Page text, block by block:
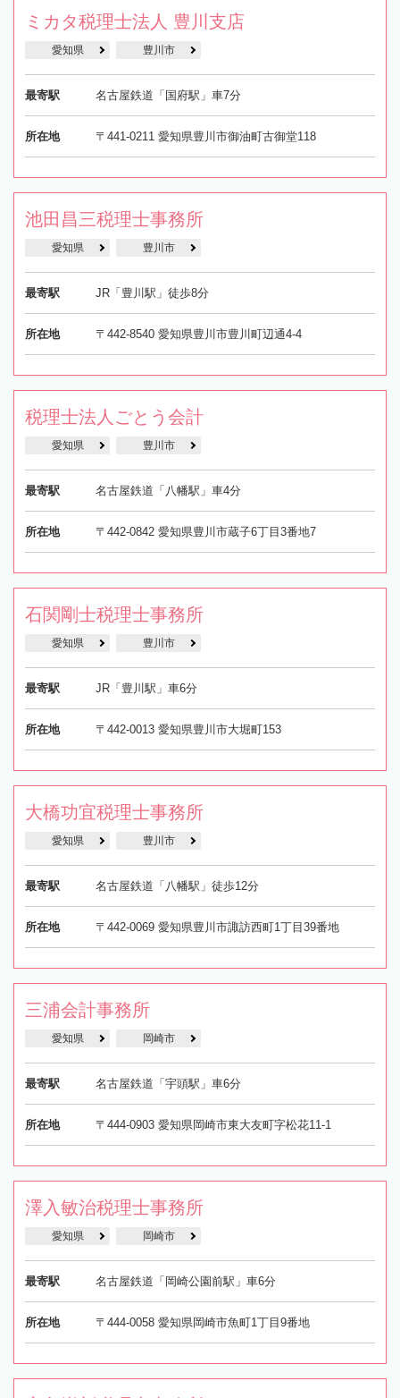
ミカタ税理士法人 豊川支店
愛知県 豊川市
最寄駅 名古屋鉄道「国府駅」車7分
所在地 〒441-0211 愛知県豊川市御油町古御堂118
池田昌三税理士事務所
愛知県 豊川市
最寄駅 JR「豊川駅」徒歩8分
所在地 〒442-8540 愛知県豊川市豊川町辺通4-4
税理士法人ごとう会計
愛知県 豊川市
最寄駅 名古屋鉄道「八幡駅」車4分
所在地 〒442-0842 愛知県豊川市蔵子6丁目3番地7
石関剛士税理士事務所
愛知県 豊川市
最寄駅 JR「豊川駅」車6分
所在地 〒442-0013 愛知県豊川市大堀町153
大橋功宜税理士事務所
愛知県 豊川市
最寄駅 名古屋鉄道「八幡駅」徒歩12分
所在地 〒442-0069 愛知県豊川市諏訪西町1丁目39番地
三浦会計事務所
愛知県 岡崎市
最寄駅 名古屋鉄道「宇頭駅」車6分
所在地 〒444-0903 愛知県岡崎市東大友町字松花11-1
澤入敏治税理士事務所
愛知県 岡崎市
最寄駅 名古屋鉄道「岡崎公園前駅」車6分
所在地 〒444-0058 愛知県岡崎市魚町1丁目9番地